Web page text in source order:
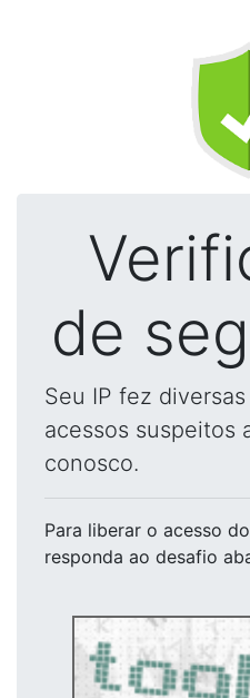
de
Seu IP fez
acessos suspeitos
conosco.
Para liberar o acesso
responda ao desafio